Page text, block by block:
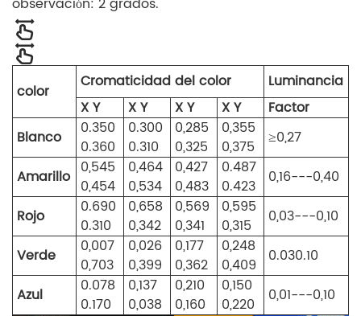
color Cromaticidad del color
Luminancia
X Y
X Y X Y X Y
Factor
Blanco
0.350
0.360
0.300
0.310
0,285
0,325
0,355
0,375
≥0,27
Amarillo 0,545
0,454
0,464
0,534
0,427
0,483
0.487
0.423
0,16---0,40
Rojo
0.690
0.310
0,658
0,342
0,569
0,341
0,595
0,315
0,03---0,10
Verde
0,007
0,703
0,026
0,399
0,177
0,362
0,248
0,409
0.030.10
Azul
0.078
0.170
0,137
0,038
0,210
0,160
0,150
0,220
0,01---0,10